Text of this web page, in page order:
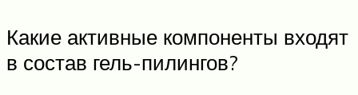
Какие активные компоненты входят
в состав гель-пилингов?